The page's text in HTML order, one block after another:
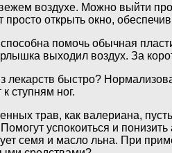
воздухе. Можно выйти
открыть окно,
помочь обычная
выходил воздух. За
лекарств быстро?
ступням ног.
трав, как валериана,
успокоиться и
семя и масло льна. При